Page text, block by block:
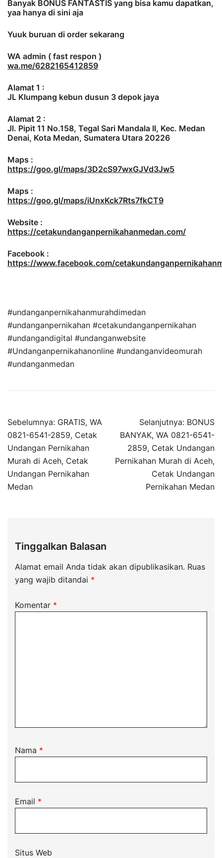
Banyak BONUS FANTASTIS yang bisa kamu dapatkan,
yaa hanya di sini aja
Yuuk buruan di order sekarang
WA admin ( fast respon )
wa.me/6282165412859
Alamat 1 :
JL Klumpang kebun dusun 3 depok jaya
Alamat 2 :
Jl. Pipit 11 No.158, Tegal Sari Mandala II, Kec. Medan
Denai, Kota Medan, Sumatera Utara 20226
Maps :
https://goo.gl/maps/3D2cS97wxGJVd3Jw5
Maps :
https://goo.gl/maps/iUnxKck7Rts7fkCT9
Website :
https://cetakundanganpernikahanmedan.com/
Facebook :
https://www.facebook.com/
#undanganpernikahanmurahdimedan
#undanganpernikahan #cetakundanganpernikahan
#undangandigital #undanganwebsite
#Undanganpernikahanonline #undanganvideomurah
#undanganmedan
Sebelumnya: GRATIS, WA
0821-6541-2859, Cetak
Undangan Pernikahan
Murah di Aceh, Cetak
Undangan Pernikahan
Medan
Selanjutnya: BONUS
BANYAK, WA 0821-6541-
2859, Cetak Undangan
Pernikahan Murah di Aceh,
Cetak Undangan
Pernikahan Medan
Tinggalkan Balasan
Alamat email Anda tidak akan dipublikasikan. Ruas
yang wajib ditandai *
Komentar *
Nama *
Email *
Situs Web